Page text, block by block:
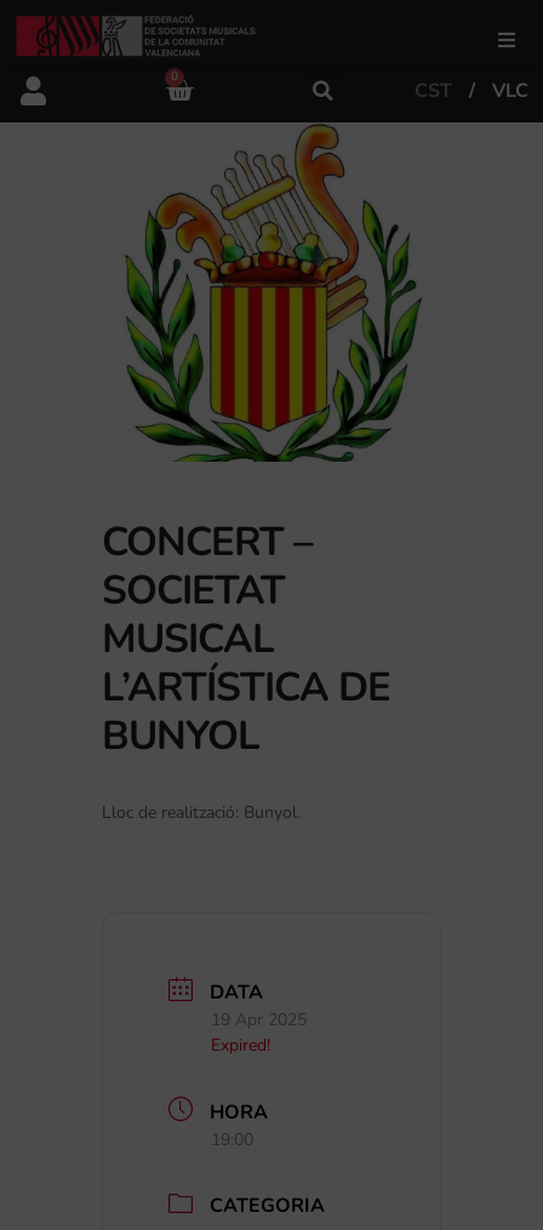
FSMCV
Àrea educativa
Àrea Artística
0
CST VLC
CONCERT –
SOCIETAT
MUSICAL
L’ARTÍSTICA DE
BUNYOL
Lloc de realització: Bunyol.
DATA
19 Apr 2025
Expired!
HORA
19:00
CATEGORIA